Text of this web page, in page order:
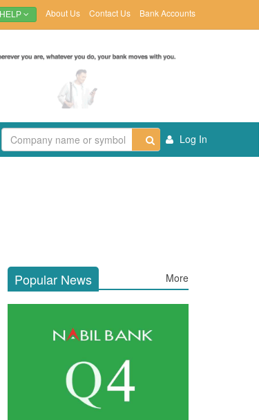
HELP About Us Contact Us Bank Accounts
Log In
Popular News More